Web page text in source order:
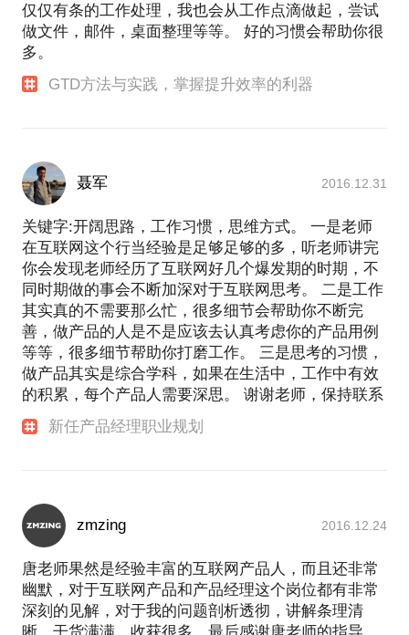
仅仅有条的工作处理，我也会从工作点滴做起，尝试
做文件，邮件，桌面整理等等。 好的习惯会帮助你很
多。
GTD方法与实践，掌握提升效率的利器
聂军 2016.12.31
关键字:开阔思路，工作习惯，思维方式。 一是老师
在互联网这个行当经验是足够足够的多，听老师讲完
你会发现老师经历了互联网好几个爆发期的时期，不
同时期做的事会不断加深对于互联网思考。 二是工作
其实真的不需要那么忙，很多细节会帮助你不断完
善，做产品的人是不是应该去认真考虑你的产品用例
等等，很多细节帮助你打磨工作。 三是思考的习惯，
做产品其实是综合学科，如果在生活中，工作中有效
的积累，每个产品人需要深思。 谢谢老师，保持联系
新任产品经理职业规划
zmzing 2016.12.24
唐老师果然是经验丰富的互联网产品人，而且还非常
幽默，对于互联网产品和产品经理这个岗位都有非常
深刻的见解，对于我的问题剖析透彻，讲解条理清